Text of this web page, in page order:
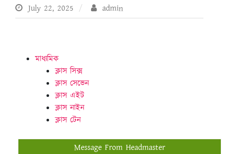
July 22, 2025 admin
মাধ্যমিক
ক্লাস সিক্স
ক্লাস সেভেন
ক্লাস এইট
ক্লাস নাইন
ক্লাস টেন
Message From Headmaster